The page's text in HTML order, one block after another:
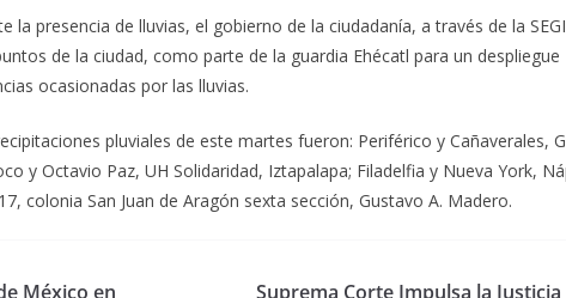
la presencia de lluvias, el gobierno de la ciudadanía, a través de la
de la ciudad, como parte de la guardia Ehécatl para un despliegue
ocasionadas por las lluvias.
pluviales de este martes fueron: Periférico y Cañaverales,
y Octavio Paz, UH Solidaridad, Iztapalapa; Filadelfia y Nueva York,
colonia San Juan de Aragón sexta sección, Gustavo A. Madero.
México en
Suprema Corte Impulsa la